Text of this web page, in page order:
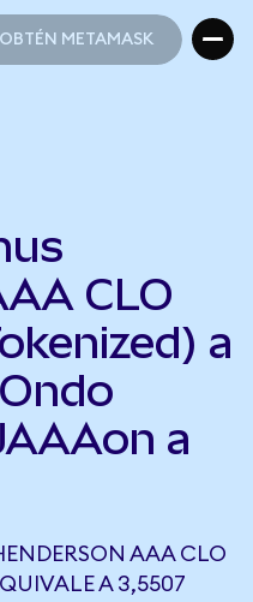
OBTÉN METAMASK
CLO
a
a
AAA CLO
A 3,5507